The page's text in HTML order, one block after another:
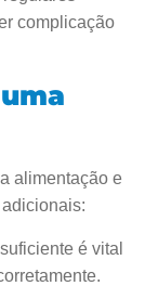
complicação
alimentação e
é vital